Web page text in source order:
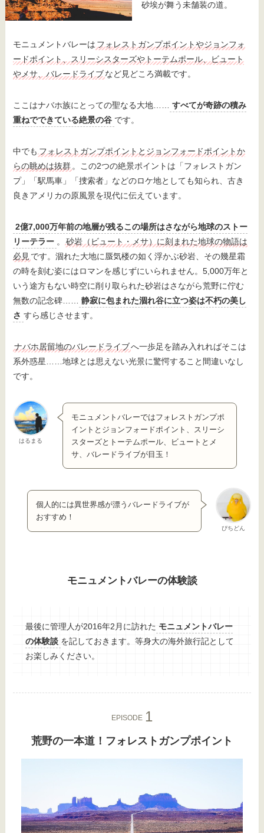
砂埃が舞う未舗装の道。
モニュメントバレーは フォレストガンプポイントやジョンフォ
ードポイント、スリーシスターズやトーテムポール、ビュート
やメサ、バレードライブなど見どころ満載です。
ここはナバホ族にとっての聖なる大地……
すべてが奇跡の積み
重ねでできている絶景の谷 です。
中でも フォレストガンプポイントとジョンフォードポイントか
らの眺めは抜群 。この2つの絶景ポイントは「フォレストガン
プ」「駅馬車」「捜索者」などのロケ地としても知られ、古き
良きアメリカの原風景を現代に伝えています。
2億7,000万年前の地層が残るこの場所はさながら地球のストー
リーテラー 。
砂岩（ビュート・メサ）に刻まれた地球の物語は
必見 です。涸れた大地に蜃気楼の如く浮かぶ砂岩、その幾星霜
の時を刻む姿にはロマンを感じずにいられません。5,000万年と
いう途方もない時空に削り取られた砂岩はさながら荒野に佇む
無数の記念碑……
静寂に包まれた涸れ谷に立つ姿は不朽の美し
さ すら感じさせます。
ナバホ居留地のバレードライブへ一歩足を踏み入れればそこは
系外惑星……地球とは思えない光景に驚愕すること間違いなし
です。
はるまる
モニュメントバレーではフォレストガンプポ
イントとジョンフォードポイント、スリーシ
スターズとトーテムポール、ビュートとメ
サ、バレードライブが目玉！
ぴちどん
個人的には異世界感が漂うバレードライブが
おすすめ！
モニュメントバレーの体験談
最後に管理人が2016年2月に訪れた モニュメントバレー
の体験談 を記しておきます。等身大の海外旅行記として
お楽しみください。
EPISODE
荒野の一本道！フォレストガンプポイント